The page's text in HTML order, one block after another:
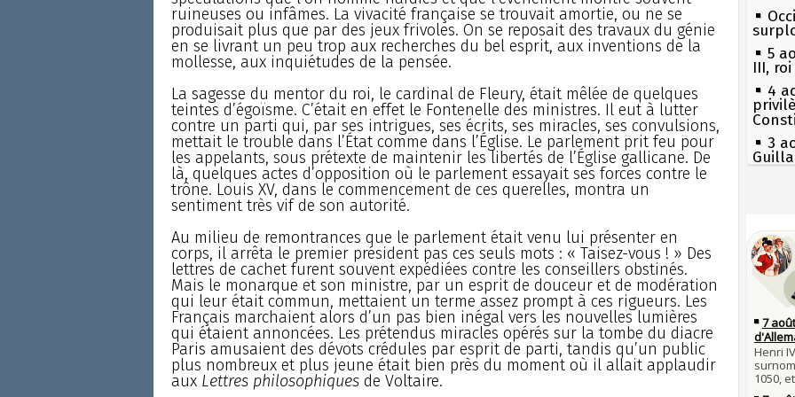
ruineuses ou infâmes. La vivacité française se trouvait amortie, ou ne se
produisait plus que par des jeux frivoles. On se reposait des travaux du génie
en se livrant un peu trop aux recherches du bel esprit, aux inventions de la
mollesse, aux inquiétudes de la pensée.
La sagesse du mentor du roi, le cardinal de Fleury, était mêlée de quelques
teintes d’égoïsme. C’était en effet le Fontenelle des ministres. Il eut à lutter
contre un parti qui, par ses intrigues, ses écrits, ses miracles, ses convulsions,
mettait le trouble dans l’État comme dans l’Église. Le parlement prit feu pour
les appelants, sous prétexte de maintenir les libertés de l’Église gallicane. De
là, quelques actes d’opposition où le parlement essayait ses forces contre le
trône. Louis XV, dans le commencement de ces querelles, montra un
sentiment très vif de son autorité.
Au milieu de remontrances que le parlement était venu lui présenter en
corps, il arrêta le premier président pas ces seuls mots : « Taisez-vous ! » Des
lettres de cachet furent souvent expédiées contre les conseillers obstinés.
Mais le monarque et son ministre, par un esprit de douceur et de modération
qui leur était commun, mettaient un terme assez prompt à ces rigueurs. Les
Français marchaient alors d’un pas bien inégal vers les nouvelles lumières
qui étaient annoncées. Les prétendus miracles opérés sur la tombe du diacre
Paris amusaient des dévots crédules par esprit de parti, tandis qu’un public
plus nombreux et plus jeune était bien près du moment où il allait applaudir
aux Lettres philosophiquesde Voltaire.
5
III,
4
3
1er
les
en
30
27
Qui
mort